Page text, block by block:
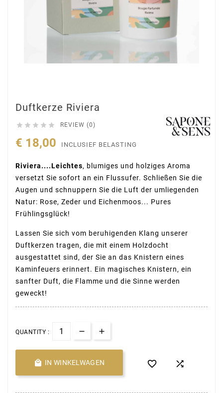
Duftkerze Riviera
     REVIEW (0)
€ 18,00 INCLUSIEF BELASTING
Riviera....Leichtes, blumiges und holziges Aroma
versetzt Sie sofort an ein Flussufer. Schließen Sie die
Augen und schnuppern Sie die Luft der umliegenden
Natur: Rose, Zeder und Eichenmoos... Pures
Frühlingsglück!
Lassen Sie sich vom beruhigenden Klang unserer
Duftkerzen tragen, die mit einem Holzdocht
ausgestattet sind, der Sie an das Knistern eines
Kaminfeuers erinnert. Ein magisches Knistern, ein
sanfter Duft, die Flamme und die Sinne werden
geweckt!
QUANTITY :
 IN WINKELWAGEN  